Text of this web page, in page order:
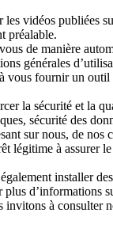
les vidéos publiées
préalable.
de manière
générales
vous fournir un outil
la sécurité et la
sécurité des
sur nous, de nos
légitime à assurer
installer
d’informations
invitons à consulter